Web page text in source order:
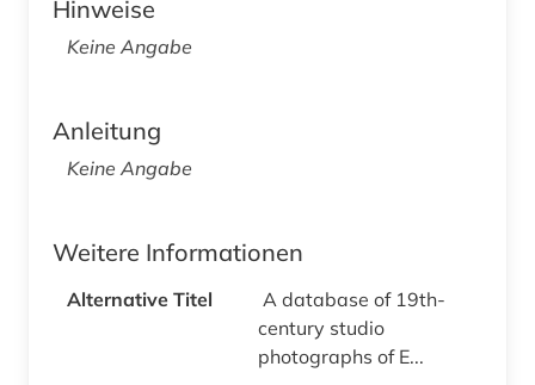
Hinweise
Keine Angabe
Anleitung
Keine Angabe
Weitere Informationen
Alternative Titel
A database of 19th-
century studio
photographs of E...